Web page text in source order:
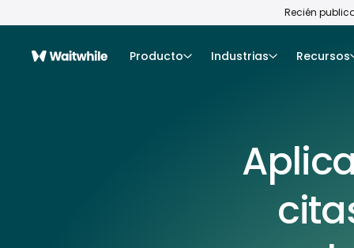
Recién
Producto Industrias Recursos